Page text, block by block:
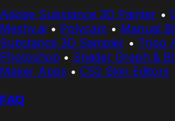
Adobe Substance 3D Painter •
Meshy.ai • Polycam • Manual
Substance 3D Sampler • Tripo
Photoshop • Shader Graph &
Maker Apps • CS2 Skin Editors
FAQ